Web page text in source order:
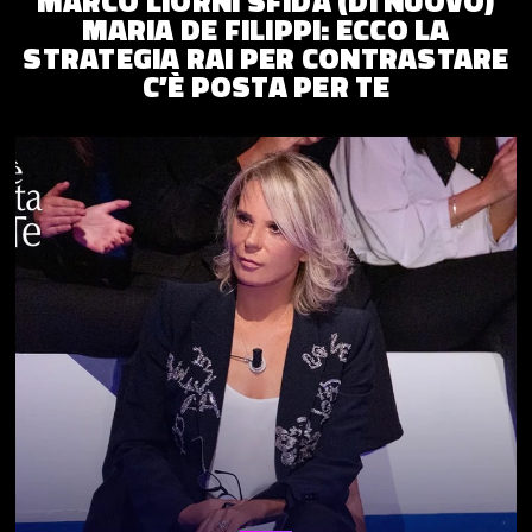
MARIA DE FILIPPI: ECCO LA
STRATEGIA RAI PER CONTRASTARE
C’È POSTA PER TE